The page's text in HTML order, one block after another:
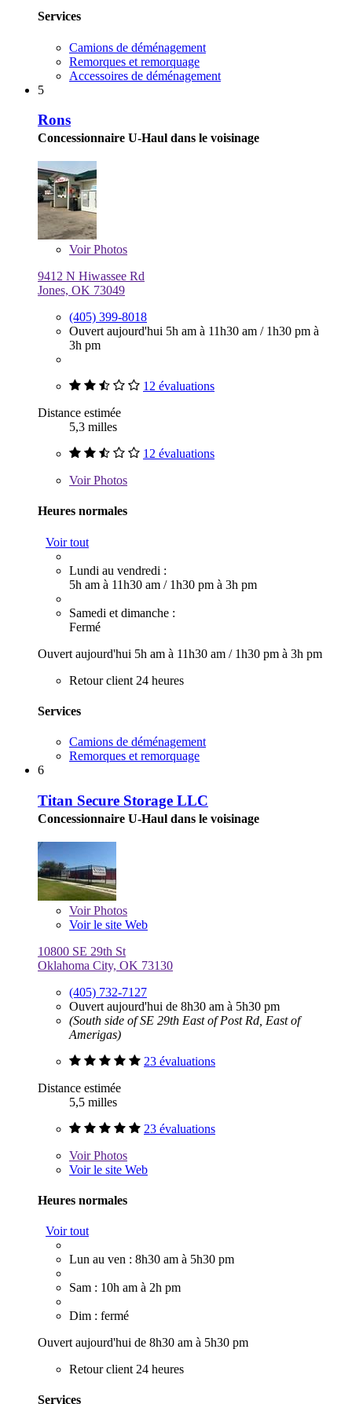
Services
Camions de déménagement
Remorques et remorquage
Accessoires de déménagement
5
Rons
Concessionnaire U-Haul dans le voisinage
VoirPhotos
9412 N Hiwassee Rd
Jones, OK 73049
(405) 399-8018
Ouvert aujourd'hui 5h am à 11h30 am / 1h30 pm à
3h pm
12 évaluations
Distance estimée
5,3 milles
12 évaluations
VoirPhotos
Heures normales
Voir tout
Lundi au vendredi :
5h am à 11h30 am / 1h30 pm à 3h pm
Samedi et dimanche :
Fermé
Ouvert aujourd'hui 5h am à 11h30 am / 1h30 pm à 3h pm
Retour client 24 heures
Services
Camions de déménagement
Remorques et remorquage
6
Titan Secure Storage LLC
Concessionnaire U-Haul dans le voisinage
VoirPhotos
Voir le site Web
10800 SE 29th St
Oklahoma City, OK 73130
(405) 732-7127
Ouvert aujourd'hui de 8h30 am à 5h30 pm
(South side of SE 29th East of Post Rd, East of
Amerigas)
23 évaluations
Distance estimée
5,5 milles
23 évaluations
VoirPhotos
Voir le site Web
Heures normales
Voir tout
Lun au ven : 8h30 am à 5h30 pm
Sam : 10h am à 2h pm
Dim : fermé
Ouvert aujourd'hui de 8h30 am à 5h30 pm
Retour client 24 heures
Services